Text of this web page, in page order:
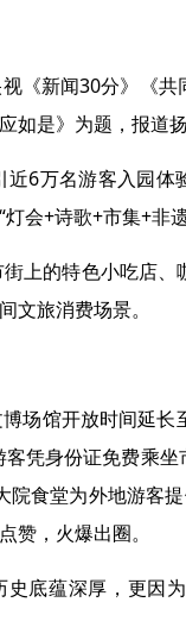
《新闻30分》《共
是》为题，报道扬
6万名游客入园体
会+诗歌+市集+非遗
上的特色小吃店、
文旅消费场景。
场馆开放时间延长
凭身份证免费乘
院食堂为外地游客
赞，火爆出圈。
底蕴深厚，更因